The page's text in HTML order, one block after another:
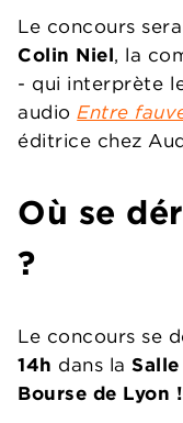
Le concours
Colin Niel, la
- qui interprète
audioEntre
éditrice chez
Où se
?
Le concours se
14h dans la
Bourse de Lyon !